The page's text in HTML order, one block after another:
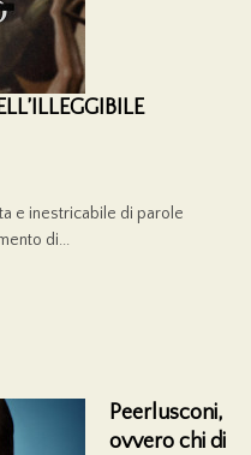
e inestricabile di parole
di...
Peerlusconi,
ovvero chi di